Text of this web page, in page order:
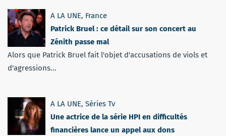
A LA UNE, France
Patrick Bruel : ce détail sur son concert au
Zénith passe mal
Alors que Patrick Bruel fait l'objet d'accusations de viols et
d'agressions...
A LA UNE, Séries Tv
Une actrice de la série HPI en difficultés
financières lance un appel aux dons